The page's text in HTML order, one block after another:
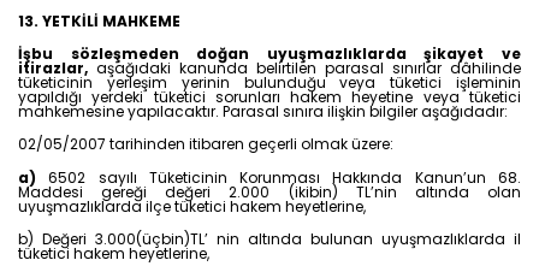
13. YETKİLİ MAHKEME
İşbu sözleşmeden doğan uyuşmazlıklarda şikayet ve
itirazlar, aşağıdaki kanunda belirtilen parasal sınırlar dâhilinde
tüketicinin yerleşim yerinin bulunduğu veya tüketici işleminin
yapıldığı yerdeki tüketici sorunları hakem heyetine veya tüketici
mahkemesine yapılacaktır. Parasal sınıra ilişkin bilgiler aşağıdadır:
02/05/2007 tarihinden itibaren geçerli olmak üzere:
a)6502 sayılı Tüketicinin Korunması Hakkında Kanun’un 68.
Maddesi gereği değeri 2.000 (ikibin) TL’nin altında olan
uyuşmazlıklarda ilçe tüketici hakem heyetlerine,
b) Değeri 3.000(üçbin)TL’ nin altında bulunan uyuşmazlıklarda il
tüketici hakem heyetlerine,